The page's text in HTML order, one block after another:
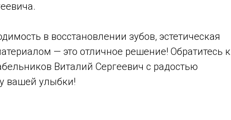
в восстановлении зубов, эстетическая
— это отличное решение! Обратитесь к
Виталий Сергеевич с радостью
вашей улыбки!